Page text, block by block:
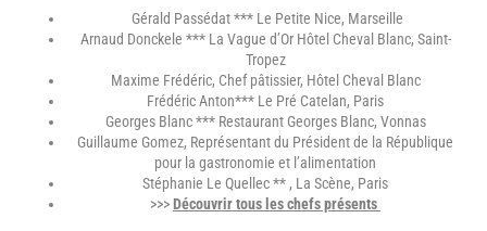
Gérald Passédat *** Le Petite Nice, Marseille
Arnaud Donckele *** La Vague d’Or Hôtel Cheval Blanc, Saint-
Tropez
Maxime Frédéric, Chef pâtissier, Hôtel Cheval Blanc
Frédéric Anton*** Le Pré Catelan, Paris
Georges Blanc *** Restaurant Georges Blanc, Vonnas
Guillaume Gomez, Représentant du Président de la République
pour la gastronomie et l’alimentation
Stéphanie Le Quellec ** , La Scène, Paris
>>>Découvrir tous les chefs présents